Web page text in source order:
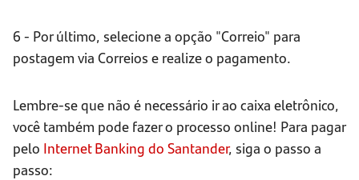
6 - Por último, selecione a opção "Correio" para
postagem via Correios e realize o pagamento.
Lembre-se que não é necessário ir ao caixa eletrônico,
você também pode fazer o processo online! Para pagar
pelo Internet Banking do Santander, siga o passo a
passo: